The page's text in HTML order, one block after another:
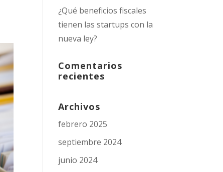
¿Qué beneficios fiscales
tienen las startups con la
nueva ley?
Comentarios
recientes
Archivos
febrero 2025
septiembre 2024
junio 2024